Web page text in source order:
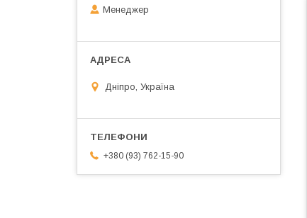
Менеджер
Дніпро, Україна
+380 (93) 762-15-90